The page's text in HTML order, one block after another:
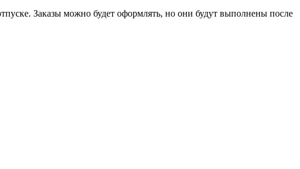
Заказы можно будет оформлять, но они будут выполнены после